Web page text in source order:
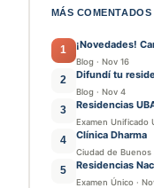
MÁS COMENTADOS
1 ¡Novedades!
Blog · Nov 16
2 Difundí tu
Blog · Nov 4
3 Residencias
Examen Unificado
4 Clínica Dharma
Ciudad de Buenos
5 Residencias
Examen Único ·